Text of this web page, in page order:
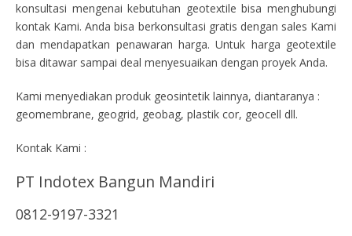
konsultasi mengenai kebutuhan geotextile bisa menghubungi
kontak Kami. Anda bisa berkonsultasi gratis dengan sales Kami
dan mendapatkan penawaran harga. Untuk harga geotextile
bisa ditawar sampai deal menyesuaikan dengan proyek Anda.
Kami menyediakan produk geosintetik lainnya, diantaranya :
geomembrane, geogrid, geobag, plastik cor, geocell dll.
Kontak Kami :
PT Indotex Bangun Mandiri
0812-9197-3321